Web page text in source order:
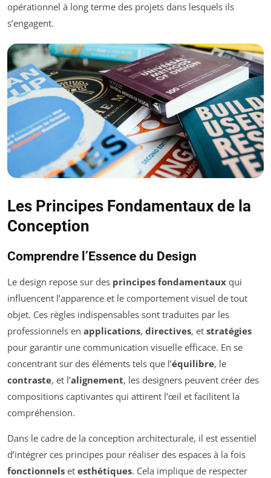
opérationnel à long terme des projets dans lesquels ils
s’engagent.
Les Principes Fondamentaux de la
Conception
Comprendre l’Essence du Design
Le design repose sur des principes fondamentaux qui
influencent l’apparence et le comportement visuel de tout
objet. Ces règles indispensables sont traduites par les
professionnels en applications, directives, et stratégies
pour garantir une communication visuelle efficace. En se
concentrant sur des éléments tels que l’équilibre, le
contraste, et l’alignement, les designers peuvent créer des
compositions captivantes qui attirent l’œil et facilitent la
compréhension.
Dans le cadre de la conception architecturale, il est essentiel
d’intégrer ces principes pour réaliser des espaces à la fois
fonctionnels et esthétiques. Cela implique de respecter